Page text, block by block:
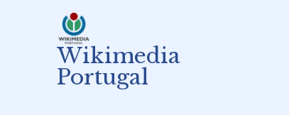
Wikimedia
Portugal